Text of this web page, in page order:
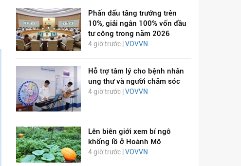
Phấn đấu tăng trưởng trên
10%, giải ngân 100% vốn đầu
tư công trong năm 2026
4 giờ trước | VOVVN
Hỗ trợ tâm lý cho bệnh nhân
ung thư và người chăm sóc
4 giờ trước | VOVVN
Lên biên giới xem bí ngô
khổng lồ ở Hoành Mô
4 giờ trước | VOVVN